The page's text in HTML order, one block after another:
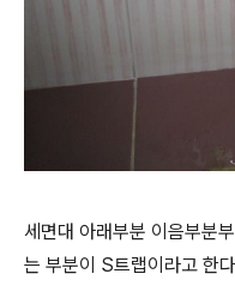
세면대 아래부분 이음부분
는 부분이 S트랩이라고 한